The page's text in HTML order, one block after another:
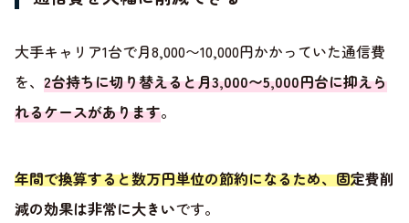
大手キャリア1台で月8,000〜10,000円かかっていた通信費
を、 2台持ちに切り替えると月3,000〜5,000円台に抑えら
れるケースがあります。
年間で換算すると数万円単位の節約になるため、固定費削
減の効果は非常に大きいです。